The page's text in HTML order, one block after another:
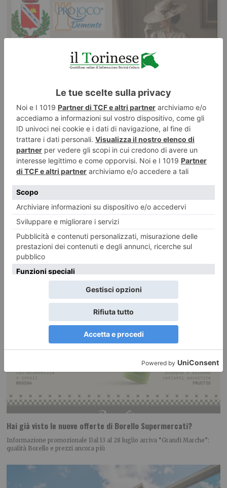
Demonte torna a vestirsi di storia: gli abiti d’epoca sfilano nel
cuore della Valle Stura
Informazione promozionale Eleganza, memoria e convivialità Un
appuntamento che racconta la storia di un territorio Ci
Hai già visto le nuove offerte di Borello Supermercati?
Informazione promozionale Dal 13 al 28 luglio arriva “Grandi Marche”:
qualità Borello e prezzi ancora più